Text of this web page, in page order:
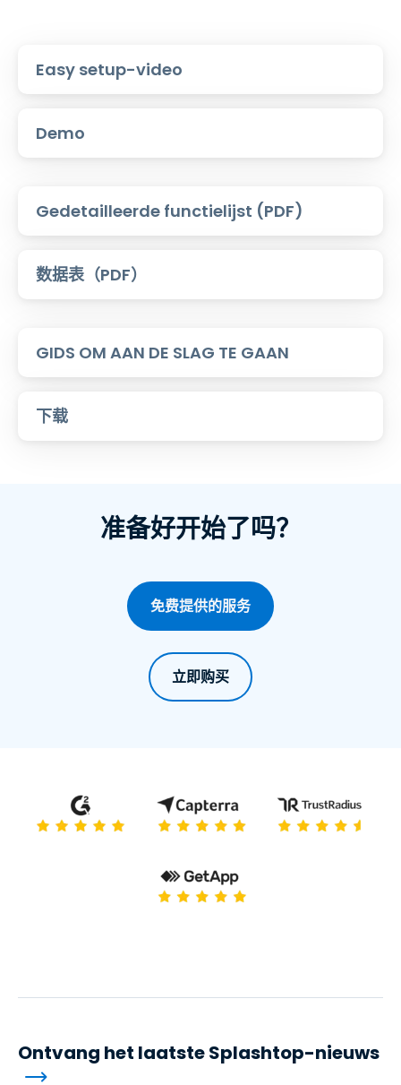
Easy setup-video
Demo
Gedetailleerde functielijst (PDF)
数据表（PDF）
GIDS OM AAN DE SLAG TE GAAN
下载
准备好开始了吗？
免费提供的服务
立即购买
Ontvang het laatste Splashtop-nieuws